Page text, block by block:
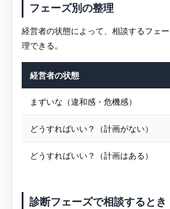
フェーズ別の整理
経営者の状態によって、相談するフェ
理できる。
経営者の状態
まずいな（違和感・危機感）
どうすればいい？（計画がない）
どうすればいい？（計画はある）
診断フェーズで相談するとき